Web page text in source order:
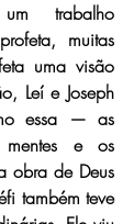
trabalho
muitas
uma visão
Leí e Joseph
essa — as
mentes e os
obra de Deus
também teve